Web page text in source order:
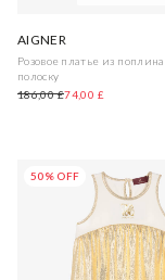
AIGNER
Розовое платье из
полоску
186,00 £74,00 £
50% OFF